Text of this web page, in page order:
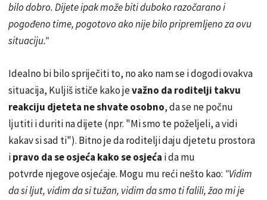
bilo dobro. Dijete ipak može biti duboko razočarano i
pogođeno time, pogotovo ako nije bilo pripremljeno za ovu
situaciju."
Idealno bi bilo spriječiti to, no ako nam se i dogodi ovakva
situacija, Kuljiš ističe kako jevažno da roditelji takvu
reakciju djeteta ne shvate osobno, da se ne počnu
ljutiti i duriti na dijete (npr. "Mi smo te poželjeli, a vidi
kakav si sad ti"). Bitno je da roditelji daju djetetu prostora
ipravo da se osjeća kako se osjeća i da mu
potvrde njegove osjećaje. Mogu mu reći nešto kao: "Vidim
da si ljut, vidim da si tužan, vidim da smo ti falili, žao mi je